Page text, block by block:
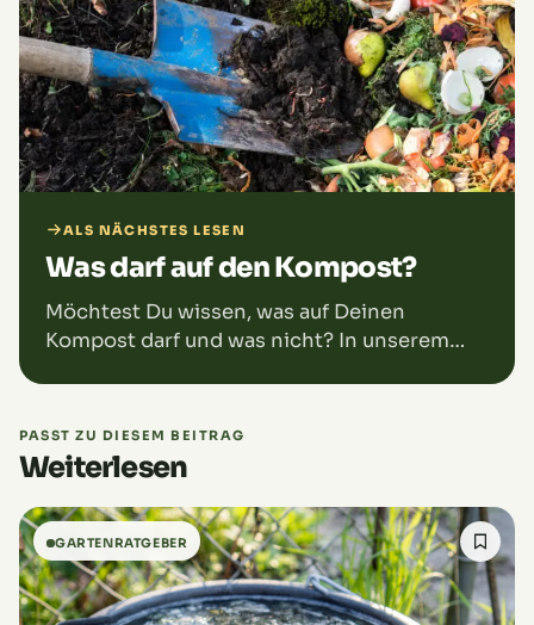
ALS NÄCHSTES LESEN
Was darf auf den Kompost?
Möchtest Du wissen, was auf Deinen
Kompost darf und was nicht? In unserem
Gartenabfälle ideal für die Kompostierung
sind und welche Du vermeiden solltest, um
Deinen Garten gesund zu halten. Wir geben
Dir auch praktische Tipps zur Pflege Deines
Komposthaufens, um optimale Ergebnisse
zu erzielen.
PASST ZU DIESEM BEITRAG
Weiterlesen
GARTENRATGEBER